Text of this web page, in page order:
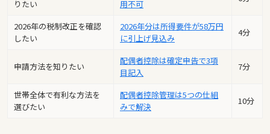
りたい
用不可
2026年の税制改正を確認
したい
2026年分は所得要件が58万円
に引上げ見込み
4分
申請方法を知りたい
配偶者控除は確定申告で3項
目記入
7分
世帯全体で有利な方法を
選びたい
配偶者控除管理は5つの仕組
みで解決
10分